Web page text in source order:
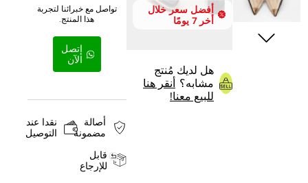
أفضل سعر خلال
أخر 7 يومًا
هل لديك مُنتج
مشابه؟
أنقر هنا
للبيع معنا!
تواصل مع خبرائنا لتجربة
هذا المنتج.
إتصل
الآن
أصالة
مضمونة
نقدا عند
التوصيل
قابل
للإرجاع